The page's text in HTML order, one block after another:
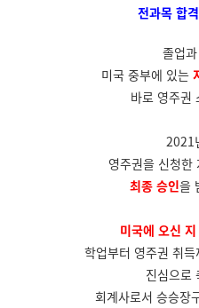
전과목 합격
졸업
미국 중부에 있는
바로 영주권
2021
영주권을 신청한
최종 승인을
미국에 오신
학업부터 영주권 취
진심으로
회계사로서 승승장